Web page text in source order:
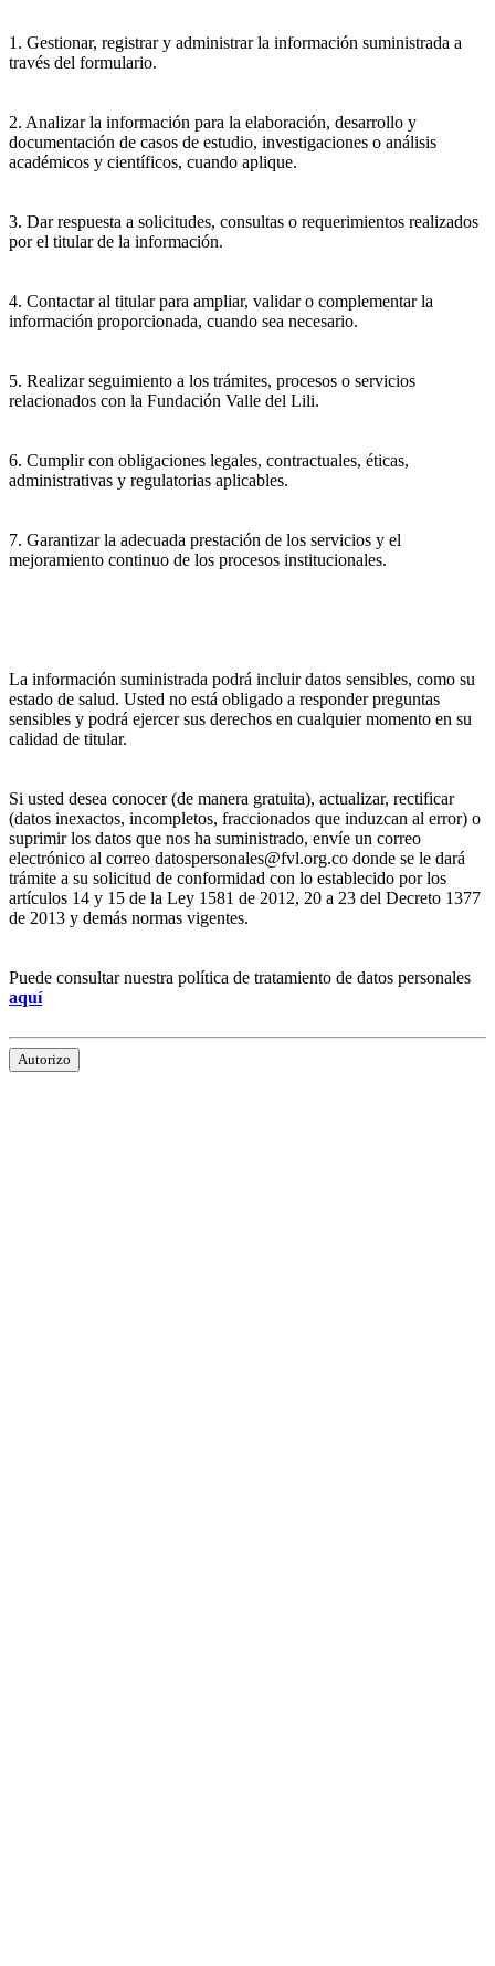
1. Gestionar, registrar y administrar la información suministrada a
través del formulario.
2. Analizar la información para la elaboración, desarrollo y
documentación de casos de estudio, investigaciones o análisis
académicos y científicos, cuando aplique.
3. Dar respuesta a solicitudes, consultas o requerimientos realizados
por el titular de la información.
4. Contactar al titular para ampliar, validar o complementar la
información proporcionada, cuando sea necesario.
5. Realizar seguimiento a los trámites, procesos o servicios
relacionados con la Fundación Valle del Lili.
6. Cumplir con obligaciones legales, contractuales, éticas,
administrativas y regulatorias aplicables.
7. Garantizar la adecuada prestación de los servicios y el
mejoramiento continuo de los procesos institucionales.
La información suministrada podrá incluir datos sensibles, como su
estado de salud. Usted no está obligado a responder preguntas
sensibles y podrá ejercer sus derechos en cualquier momento en su
calidad de titular.
Si usted desea conocer (de manera gratuita), actualizar, rectificar
(datos inexactos, incompletos, fraccionados que induzcan al error) o
suprimir los datos que nos ha suministrado, envíe un correo
electrónico al correo datospersonales@fvl.org.co donde se le dará
trámite a su solicitud de conformidad con lo establecido por los
artículos 14 y 15 de la Ley 1581 de 2012, 20 a 23 del Decreto 1377
de 2013 y demás normas vigentes.
Puede consultar nuestra política de tratamiento de datos personales
aquí
Autorizo